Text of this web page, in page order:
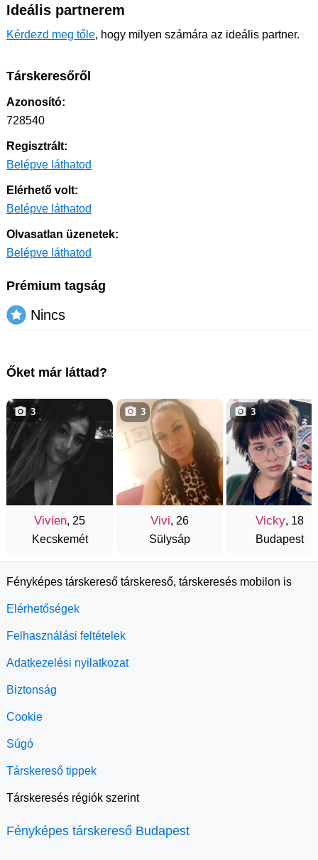
Ideális partnerem
Kérdezd meg tőle, hogy milyen számára az ideális partner.
Társkeresőről
Azonosító:
728540
Regisztrált:
Belépve láthatod
Elérhető volt:
Belépve láthatod
Olvasatlan üzenetek:
Belépve láthatod
Prémium tagság
Nincs
Őket már láttad?
Vivien, 25
Kecskemét
3
Vivi, 26
Sülysáp
3
Vicky, 18
Budapest
3
Fényképes társkereső társkereső, társkeresés mobilon is
Elérhetőségek
Felhasználási feltételek
Adatkezelési nyilatkozat
Biztonság
Cookie
Súgó
Társkereső tippek
Társkeresés régiók szerint
Fényképes társkereső Budapest